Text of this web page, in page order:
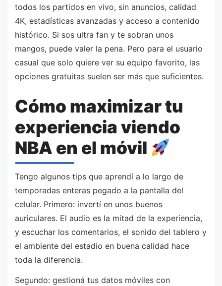
todos los partidos en vivo, sin anuncios, calidad
4K, estadísticas avanzadas y acceso a contenido
histórico. Si sos ultra fan y te sobran unos
mangos, puede valer la pena. Pero para el usuario
casual que solo quiere ver su equipo favorito, las
opciones gratuitas suelen ser más que suficientes.
Cómo maximizar tu
experiencia viendo
NBA en el móvil
Tengo algunos tips que aprendí a lo largo de
temporadas enteras pegado a la pantalla del
celular. Primero: invertí en unos buenos
auriculares. El audio es la mitad de la experiencia,
y escuchar los comentarios, el sonido del tablero y
el ambiente del estadio en buena calidad hace
toda la diferencia.
Segundo: gestioná tus datos móviles con